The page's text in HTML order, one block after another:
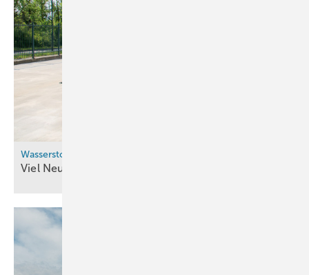
Wasserstofftankstellen für Nutzfahrzeuge
Viel Neues im